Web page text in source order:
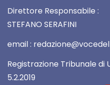
Direttore Responsabile :
STEFANO SERAFINI
email :
Registrazione Tribunale di
5.2.2019